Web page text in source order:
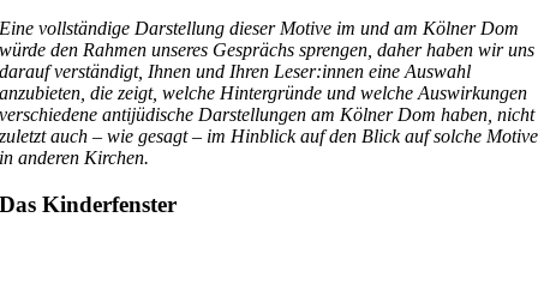
Eine vollständige Darstellung dieser Motive im und am Kölner Dom
würde den Rahmen unseres Gesprächs sprengen, daher haben wir uns
darauf verständigt, Ihnen und Ihren Leser:innen eine Auswahl
anzubieten, die zeigt, welche Hintergründe und welche Auswirkungen
verschiedene antijüdische Darstellungen am Kölner Dom haben, nicht
zuletzt auch – wie gesagt – im Hinblick auf den Blick auf solche Motive
in anderen Kirchen.
Das Kinderfenster